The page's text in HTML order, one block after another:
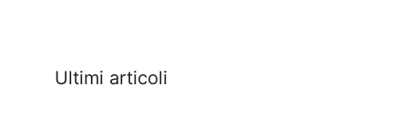
Ultimi articoli